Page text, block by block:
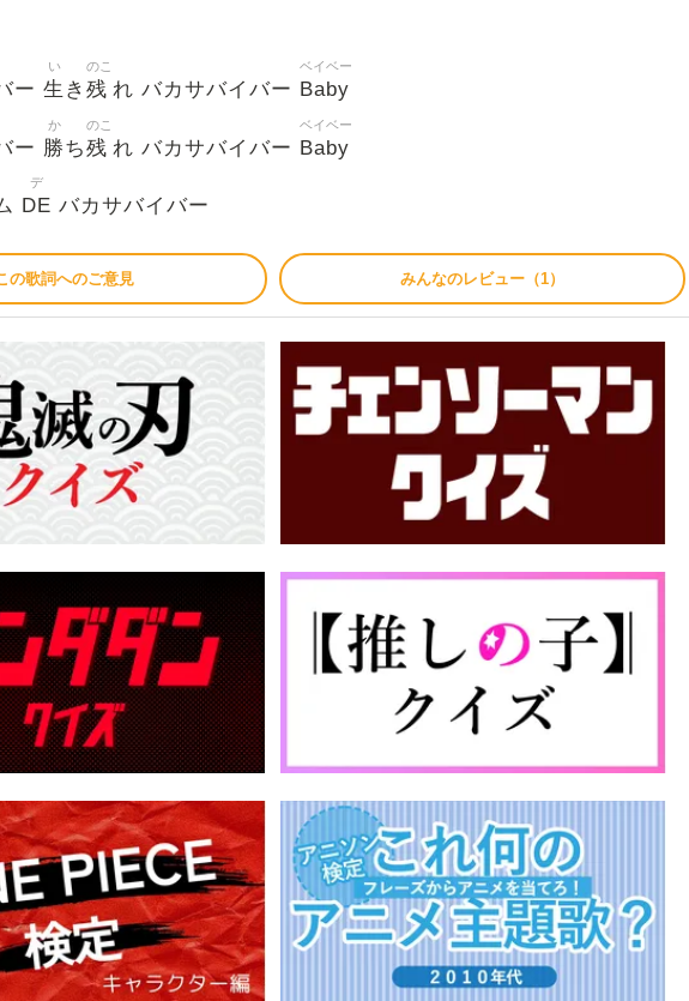
ー 生
い
き 残
のこ
れ バカサバイバー Baby
ベイベー
ー 勝
か
ち残
のこ
れ バカサバイバー Baby
ベイベー
DE
デ
バカサバイバー
の歌詞へのご意見 みんなのレビュー（1）